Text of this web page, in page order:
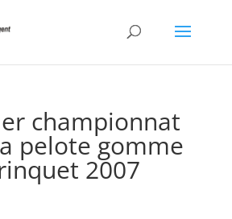
championnat
pelote gomme
2007